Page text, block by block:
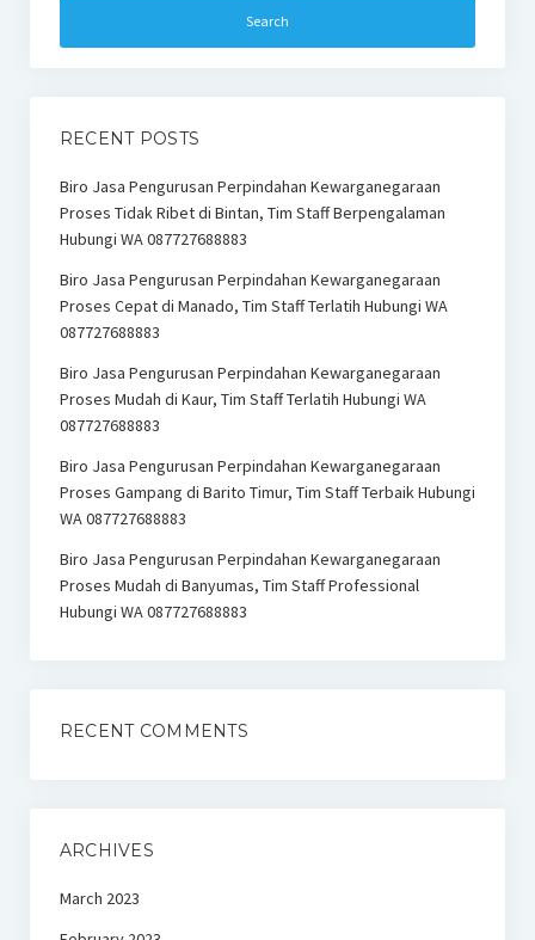
RECENT POSTS
Biro Jasa Pengurusan Perpindahan Kewarganegaraan
Proses Tidak Ribet di Bintan, Tim Staff Berpengalaman
Hubungi WA 087727688883
Biro Jasa Pengurusan Perpindahan Kewarganegaraan
Proses Cepat di Manado, Tim Staff Terlatih Hubungi WA
087727688883
Biro Jasa Pengurusan Perpindahan Kewarganegaraan
Proses Mudah di Kaur, Tim Staff Terlatih Hubungi WA
087727688883
Biro Jasa Pengurusan Perpindahan Kewarganegaraan
Proses Gampang di Barito Timur, Tim Staff Terbaik Hubungi
WA 087727688883
Biro Jasa Pengurusan Perpindahan Kewarganegaraan
Proses Mudah di Banyumas, Tim Staff Professional
Hubungi WA 087727688883
RECENT COMMENTS
ARCHIVES
March 2023